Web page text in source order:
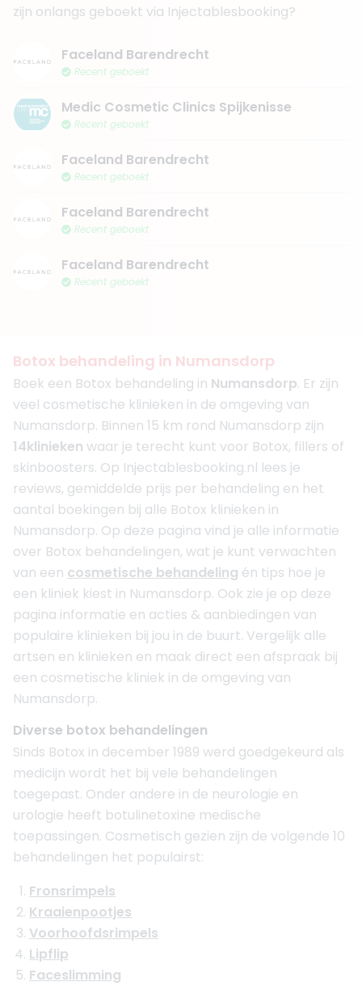
zijn onlangs geboekt via Injectablesbooking?
Faceland Barendrecht
Recent geboekt
Medic Cosmetic Clinics Spijkenisse
Recent geboekt
Faceland Barendrecht
Recent geboekt
Faceland Barendrecht
Recent geboekt
Faceland Barendrecht
Recent geboekt
Botox behandeling in Numansdorp
Boek een Botox behandeling in Numansdorp. Er zijn
veel cosmetische klinieken in de omgeving van
Numansdorp. Binnen 15 km rond Numansdorp zijn
14klinieken waar je terecht kunt voor Botox, fillers of
skinboosters. Op Injectablesbooking.nl lees je
reviews, gemiddelde prijs per behandeling en het
aantal boekingen bij alle Botox klinieken in
Numansdorp. Op deze pagina vind je alle informatie
over Botox behandelingen, wat je kunt verwachten
van een cosmetische behandeling én tips hoe je
een kliniek kiest in Numansdorp. Ook zie je op deze
pagina informatie en acties & aanbiedingen van
populaire klinieken bij jou in de buurt. Vergelijk alle
artsen en klinieken en maak direct een afspraak bij
een cosmetische kliniek in de omgeving van
Numansdorp.
Diverse botox behandelingen
Sinds Botox in december 1989 werd goedgekeurd als
medicijn wordt het bij vele behandelingen
toegepast. Onder andere in de neurologie en
urologie heeft botulinetoxine medische
toepassingen. Cosmetisch gezien zijn de volgende 10
behandelingen het populairst:
Fronsrimpels
Kraaienpootjes
Voorhoofdsrimpels
Lipflip
Faceslimming